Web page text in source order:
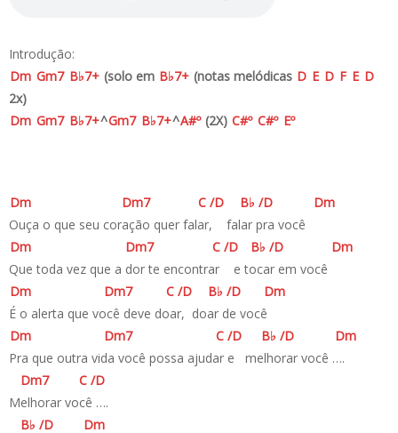
Introdução:
Dm Gm7 B♭7+ (solo em B♭7+ (notas melódicas D E D F E D
2x)
Dm Gm7 B♭7+^Gm7 B♭7+^A#º (2X) C#º C#º Eº
Dm Dm7 C /D B♭ /D Dm
Ouça o que seu coração quer falar, falar pra você
Dm Dm7 C /D B♭ /D Dm
Que toda vez que a dor te encontrar e tocar em você
Dm Dm7 C /D B♭ /D Dm
É o alerta que você deve doar, doar de você
Dm Dm7 C /D B♭ /D Dm
Pra que outra vida você possa ajudar e melhorar você ….
Dm7 C /D
Melhorar você ….
B♭ /D Dm